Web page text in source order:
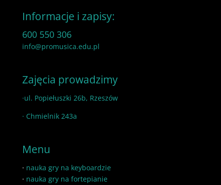
Informacje i zapisy:
600 550 306
info@promusica.edu.pl
Zajęcia prowadzimy
·ul. Popiełuszki 26b, Rzeszów
· Chmielnik 243a
Menu
· nauka gry na keyboardzie
· nauka gry na fortepianie